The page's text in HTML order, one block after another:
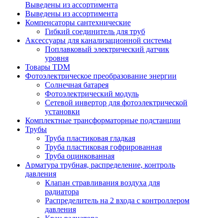
Выведены из ассортимента
Выведены из ассортимента
Компенсаторы сантехнические
Гибкий соединитель для труб
Аксессуары для канализационной системы
Поплавковый электрический датчик
уровня
Товары TDM
Фотоэлектрическое преобразование энергии
Солнечная батарея
Фотоэлектрический модуль
Сетевой инвертор для фотоэлектрической
установки
Комплектные трансформаторные подстанции
Трубы
Труба пластиковая гладкая
Труба пластиковая гофрированная
Труба оцинкованная
Арматура трубная, распределение, контроль
давления
Клапан стравливания воздуха для
радиатора
Распределитель на 2 входа с контроллером
давления